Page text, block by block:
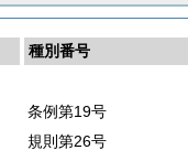
種別番号
条例第19号
規則第26号